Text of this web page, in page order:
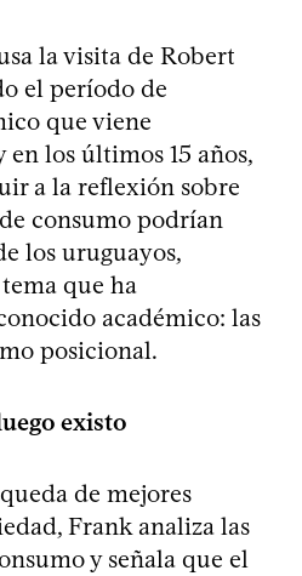
la visita de Robert
el período de
que viene
los últimos 15 años,
a la reflexión sobre
consumo podrían
los uruguayos,
que ha
académico: las
posicional.
existo
de mejores
Frank analiza las
y señala que el